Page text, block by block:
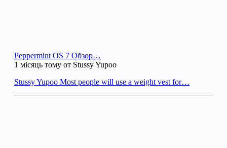
Peppermint OS 7 Обзор…
1 місяць тому от Stussy Yupoo
Stussy Yupoo Most people will use a weight vest for…